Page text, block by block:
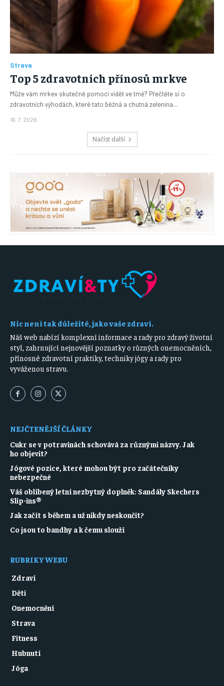
Strava
Top 5 zdravotních přínosů mrkve
Může vám mrkev skutečně pomoci vidět ve tmě? Přečtěte si o
zdravotních výhodách, které tato běžná a chutná zelenina...
16. 7. 2026
Načíst další
Nic není tak důležité, jako vaše zdraví.
Náš web nabízí komplexní informace a rady pro zdravý životní
styl, zahrnující nejnovější poznatky o různých onemocněních,
přínosné zdravotní praktiky, techniky jógy a rady pro
vyváženou stravu.
NEJČTENĚJŠÍ ČLÁNKY
Cukr se v potravinách schovává za různými názvy. Jak
ho objevit?
Jógové pozice, které mohou být pro začátečníky
nebezpečné
Váš oblíbený letní nezbytný doplněk: Sandály Skechers
Slip-ins®
Jak začít s během a už nikdy neskončit?
Co jsou to bandhy a k čemu slouží
RUBRIKY WEBU
Zdraví
Děti
Onemocnění
Strava
Fitness
Hubnutí
Jóga